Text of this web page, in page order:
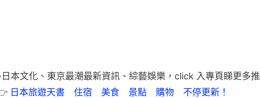
本文化、東京最潮最新資訊、綜藝娛樂，click 入專頁睇更多推
日本旅遊天書　住宿　美食　景點　購物　不停更新！